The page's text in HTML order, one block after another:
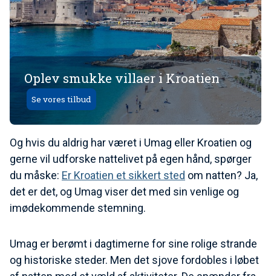
Oplev smukke villaer i Kroatien
Se vores tilbud
Og hvis du aldrig har været i Umag eller Kroatien og
gerne vil udforske nattelivet på egen hånd, spørger
du måske: Er Kroatien et sikkert sted om natten? Ja,
det er det, og Umag viser det med sin venlige og
imødekommende stemning.
Umag er berømt i dagtimerne for sine rolige strande
og historiske steder. Men det sjove fordobles i løbet